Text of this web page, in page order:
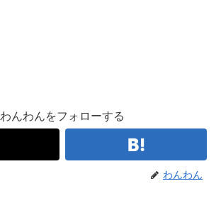
わんわんをフォローする
わんわん